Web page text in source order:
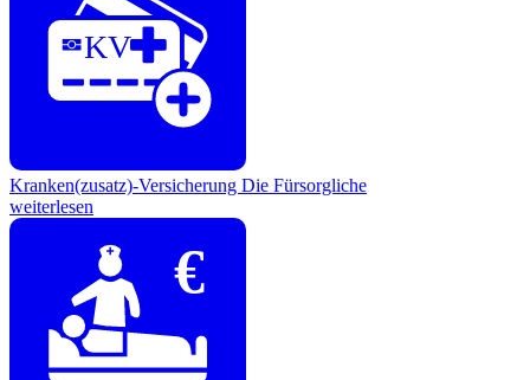
KV
Kranken(zusatz)-Versicherung Die Fürsorgliche
weiterlesen
€